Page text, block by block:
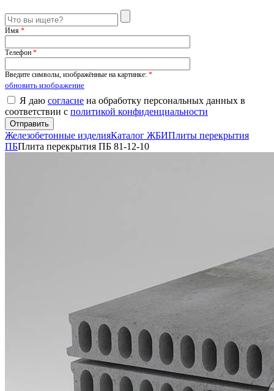
Имя *
Телефон *
Введите символы, изображённые на картинке: *
обновить изображение
Я даю согласие на обработку персональных данных в
соответствии с политикой конфиденциальности
Железобетонные изделияКаталог ЖБИПлиты перекрытия
ПБПлита перекрытия ПБ 81-12-10